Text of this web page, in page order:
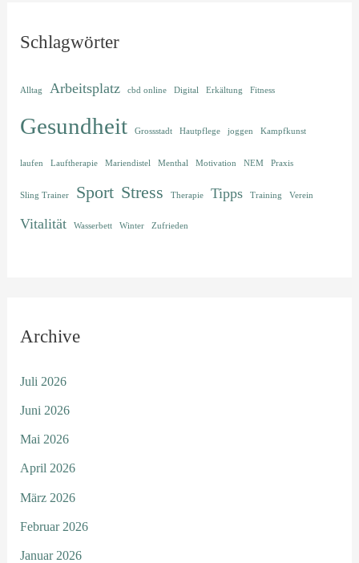
Schlagwörter
Alltag Arbeitsplatz cbd online Digital Erkältung Fitness
Gesundheit Grossstadt Hautpflege joggen Kampfkunst
laufen Lauftherapie Mariendistel Menthal Motivation NEM Praxis
Sling Trainer Sport Stress Therapie Tipps Training Verein
Vitalität Wasserbett Winter Zufrieden
Archive
Juli 2026
Juni 2026
Mai 2026
April 2026
März 2026
Februar 2026
Januar 2026